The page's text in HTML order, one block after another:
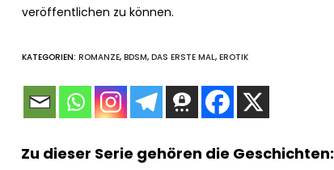
veröffentlichen zu können.
KATEGORIEN: ROMANZE, BDSM, DAS ERSTE MAL, EROTIK
Zu dieser Serie gehören die Geschichten: